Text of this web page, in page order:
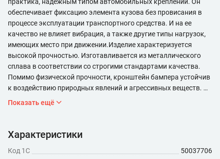
обеспечивает фиксацию элемента кузова без провисания в
процессе эксплуатации транспортного средства. И на ее
качество не влияет вибрация, а также другие типы нагрузок,
имеющих место при движении.Изделие характеризуется
высокой прочностью. Изготавливается из металлического
сплава в соответствии со строгими стандартами качества.
Помимо физической прочности, кронштейн бампера устойчив
к воздействию природных явлений и агрессивных веществ. Он
не ржавеет и не окисляется. Благодаря этому может исправно
Показать ещё
Характеристики
Код 1С
50037706